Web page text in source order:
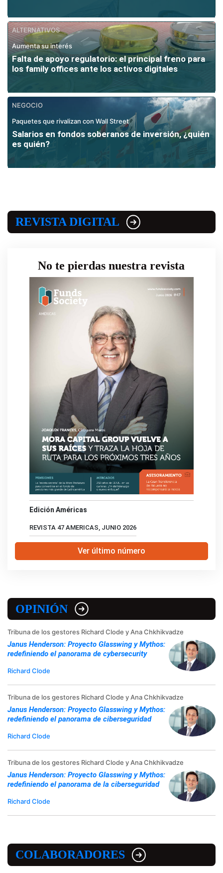
ALTERNATIVOS
Aumenta su interés
Falta de apoyo regulatorio: el principal freno para
los family offices ante los activos digitales
NEGOCIO
Paquetes que rivalizan con Wall Street
Salarios en fondos soberanos de inversión, ¿quién
es quién?
REVISTA DIGITAL
No te pierdas nuestra revista
Edición Américas
REVISTA 47 AMERICAS, JUNIO 2026
Ver último número
OPINIÓN
Tribuna de los gestores Richard Clode y Ana Chkhikvadze
Janus Henderson: Proyecto Glasswing y Mythos:
redefiniendo el panorama de cybersecurity
Richard Clode
Tribuna de los gestores Richard Clode y Ana Chkhikvadze
Janus Henderson: Proyecto Glasswing y Mythos:
redefiniendo el panorama de ciberseguridad
Richard Clode
Tribuna de los gestores Richard Clode y Ana Chkhikvadze
Janus Henderson: Proyecto Glasswing y Mythos:
redefiniendo el panorama de la ciberseguridad
Richard Clode
COLABORADORES